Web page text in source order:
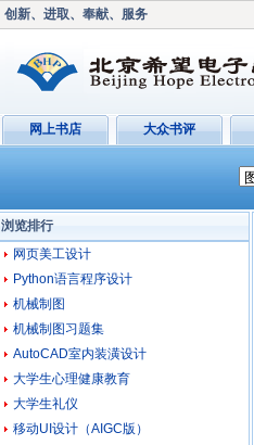
创新、进取、奉献、服务
网上书店 大众书评
浏览排行
网页美工设计
Python语言程序设计
机械制图
机械制图习题集
AutoCAD室内装潢设计
大学生心理健康教育
大学生礼仪
移动UI设计（AIGC版）